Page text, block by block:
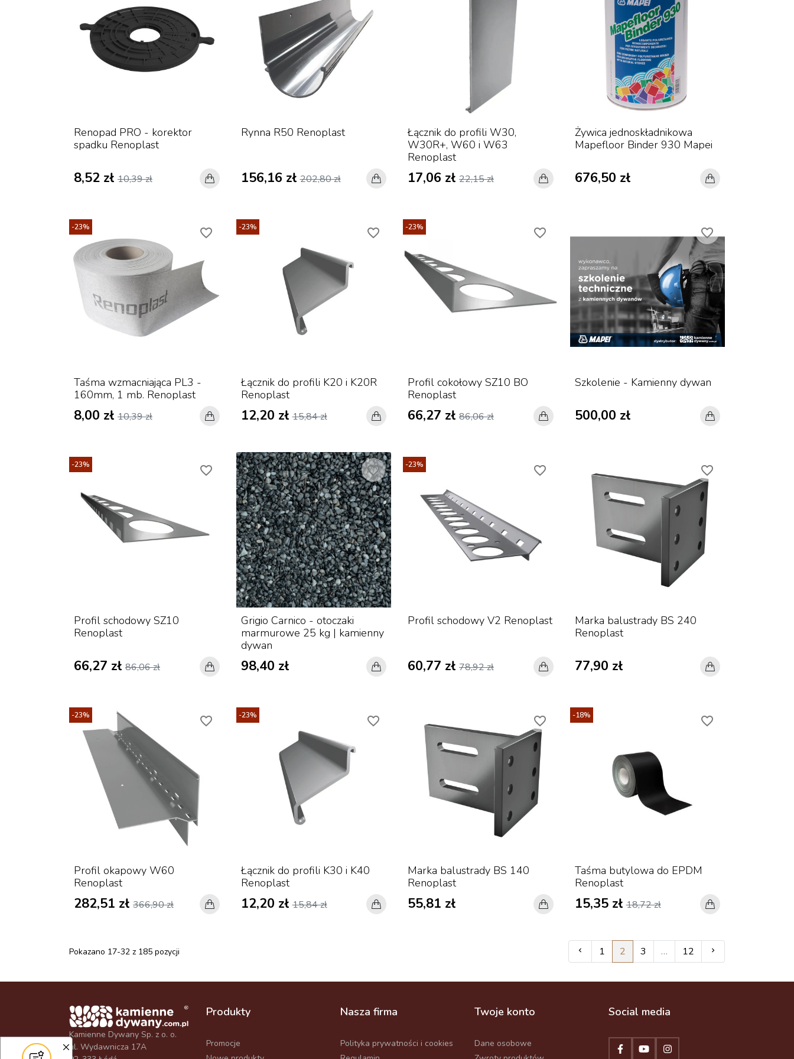
Renopad PRO - korektor
spadku Renoplast
8,52 zł 10,39 zł
Rynna R50 Renoplast
156,16 zł202,80 zł
Łącznik do profili W30,
W30R+, W60 i W63
Renoplast
17,06 zł 22,15 zł
Żywica jednoskładnikowa
Mapefloor Binder 930 Mapei
676,50 zł
-23% favorite_border
Taśma wzmacniająca PL3 -
160mm, 1 mb. Renoplast
8,00 zł 10,39 zł
-23% favorite_border
Łącznik do profili K20 i K20R
Renoplast
12,20 zł15,84 zł
-23% favorite_border
Profil cokołowy SZ10 BO
Renoplast
66,27 zł 86,06 zł
favorite_border
Szkolenie - Kamienny dywan
500,00 zł
-23% favorite_border
Profil schodowy SZ10
Renoplast
66,27 zł 86,06 zł
favorite_border
Grigio Carnico - otoczaki
marmurowe 25 kg | kamienny
dywan
98,40 zł
-23% favorite_border
Profil schodowy V2 Renoplast
60,77 zł 78,92 zł
favorite_border
Marka balustrady BS 240
Renoplast
77,90 zł
-23% favorite_border
Profil okapowy W60
Renoplast
282,51 zł 366,90 zł
-23% favorite_border
Łącznik do profili K30 i K40
Renoplast
12,20 zł15,84 zł
favorite_border
Marka balustrady BS 140
Renoplast
55,81 zł
-18% favorite_border
Taśma butylowa do EPDM
Renoplast
15,35 zł18,72 zł
Pokazano 17-32 z 185 pozycji Poprzedni
1 2 3 … 12 Następny
Kamienne Dywany Sp. z o. o.
ul. Wydawnicza 17A
Produkty
Promocje
Nasza firma
Polityka prywatności i cookies
Twoje konto
Dane osobowe
Social media